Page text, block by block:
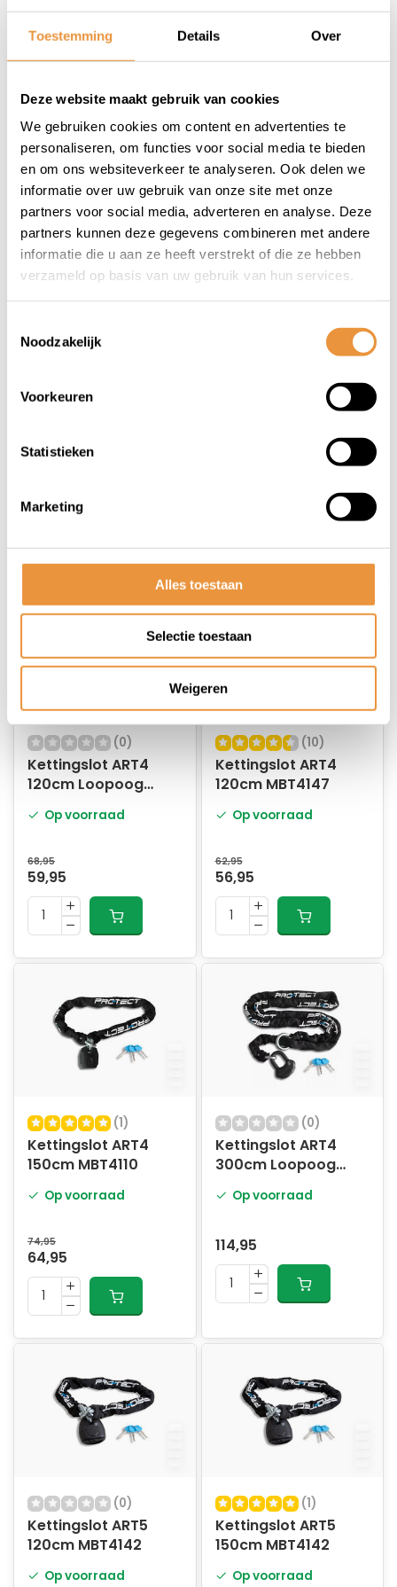
Toestemming Details Over
Deze website maakt gebruik van cookies
We gebruiken cookies om content en advertenties te
personaliseren, om functies voor social media te bieden
en om ons websiteverkeer te analyseren. Ook delen we
informatie over uw gebruik van onze site met onze
partners voor social media, adverteren en analyse. Deze
partners kunnen deze gegevens combineren met andere
informatie die u aan ze heeft verstrekt of die ze hebben
verzameld op basis van uw gebruik van hun services.
Noodzakelijk
Voorkeuren
Statistieken
Marketing
Alles toestaan
Selectie toestaan
Weigeren
28,95
26,95
52,95
95cm MBT4227
39,95
Kettingslot ART3
100cm MBT4204
(0)
Kettingslot ART4
120cm Loopoog
Op voorraad
68,95
59,95
(10)
Kettingslot ART4
120cm MBT4147
Op voorraad
62,95
56,95
(1)
Kettingslot ART4
150cm MBT4110
Op voorraad
74,95
64,95
(0)
Kettingslot ART4
300cm Loopoog
Op voorraad
114,95
(0)
Kettingslot ART5
120cm MBT4142
Op voorraad
(1)
Kettingslot ART5
150cm MBT4142
Op voorraad